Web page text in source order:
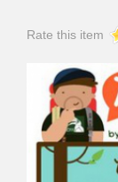
Rate this item